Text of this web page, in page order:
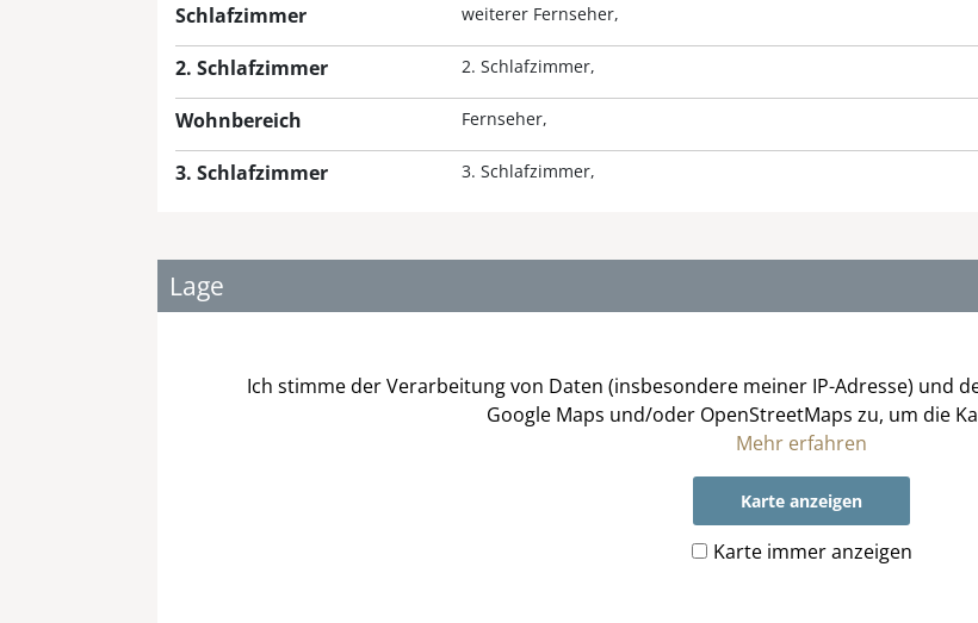
Schlafzimmer weiterer Fernseher
2. Schlafzimmer 2. Schlafzimmer
Wohnbereich Fernseher
3. Schlafzimmer 3. Schlafzimmer
Lage
Ich stimme der Verarbeitung von Daten (insbesondere meiner IP-Adresse) und
Google Maps und/oder OpenStreetMaps zu, um die
Mehr erfahren
Karte anzeigen
Karte immer anzeigen